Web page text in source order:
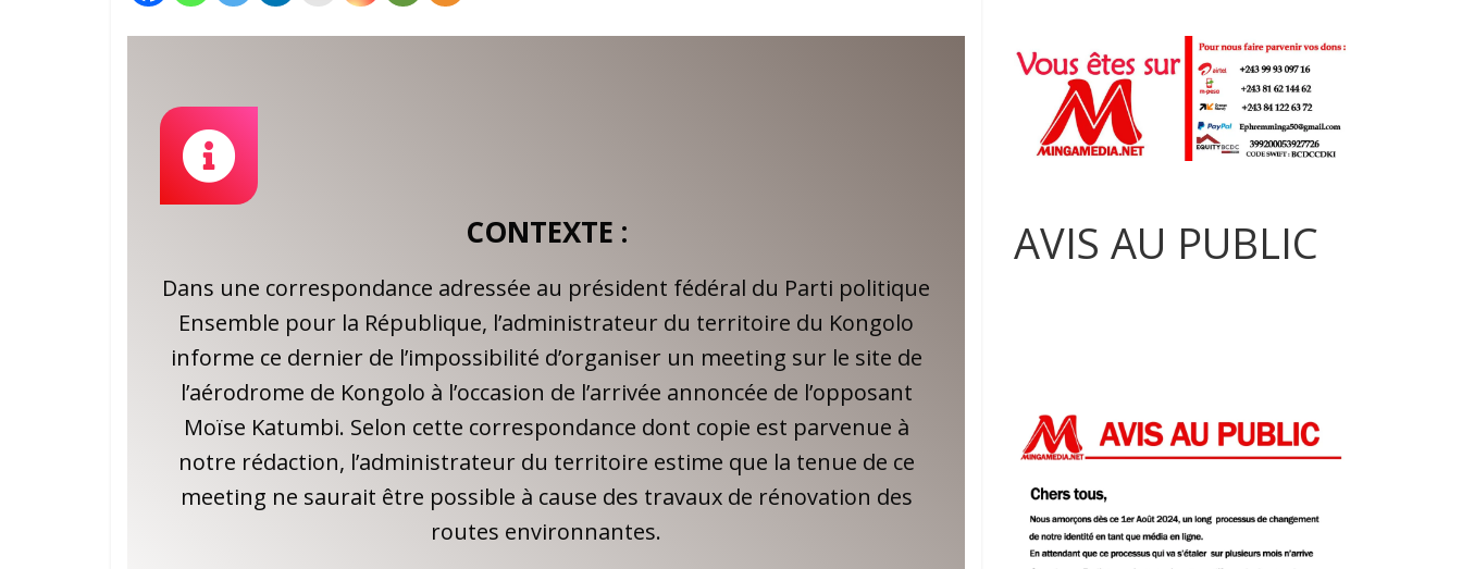
CONTEXTE :
Dans une correspondance adressée au président fédéral du Parti politique
Ensemble pour la République, l’administrateur du territoire du Kongolo
informe ce dernier de l’impossibilité d’organiser un meeting sur le site de
l’aérodrome de Kongolo à l’occasion de l’arrivée annoncée de l’opposant
Moïse Katumbi. Selon cette correspondance dont copie est parvenue à
notre rédaction, l’administrateur du territoire estime que la tenue de ce
meeting ne saurait être possible à cause des travaux de rénovation des
routes environnantes.
AVIS AU PUBLIC